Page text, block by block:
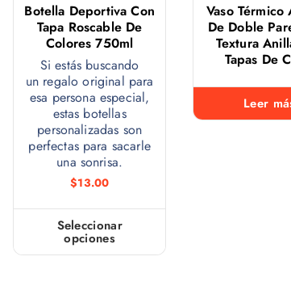
Botella Deportiva Con
Tapa Roscable De
Colores 750ml
Si estás buscando
un regalo original para
esa persona especial,
estas botellas
personalizadas son
perfectas para sacarle
una sonrisa.
$13.00
Seleccionar
opciones
E
Vaso Térmico
De Doble
Textura
Tapas De
Leer